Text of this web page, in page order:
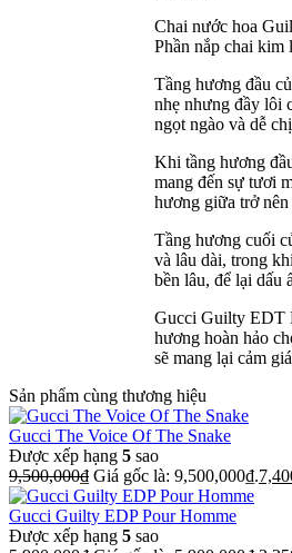
Chai nước hoa
Phần nắp chai kim
Tầng hương đầu
nhẹ nhưng đầy lôi
ngọt ngào và dễ
Khi tầng hương
mang đến sự tươi
hương giữa trở
Tầng hương cuối
và lâu dài, trong
bền lâu, để lại dấu
Gucci Guilty EDT
hương hoàn hảo
sẽ mang lại cảm
Sản phẩm cùng thương hiệu
Gucci The Voice Of The Snake
Được xếp hạng 5 sao
9,500,000₫ Giá gốc là: 9,500,000₫.
Gucci Guilty EDP Pour Homme
Được xếp hạng 5 sao